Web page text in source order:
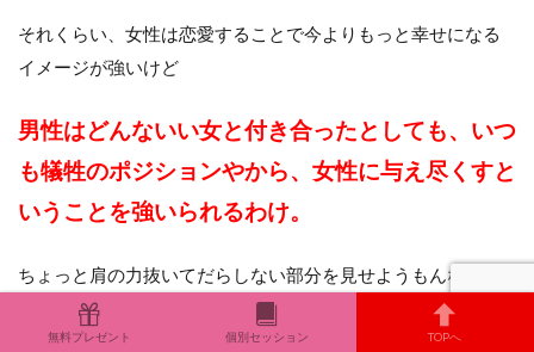
それくらい、女性は恋愛することで今よりもっと幸せになる
イメージが強いけど
男性はどんないい女と付き合ったとしても、いつ
も犠牲のポジションやから、女性に与え尽くすと
いうことを強いられるわけ。
ちょっと肩の力抜いてだらしない部分を見せようもんなら、
私のこと舐めてる！雑に扱ってる！
って言われるわけやか
ら。笑無料プレゼント 個別セッション TOPへ